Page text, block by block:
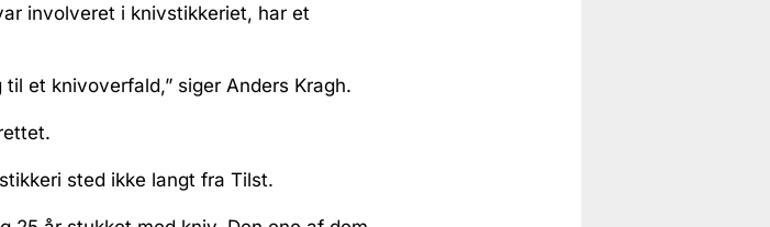
involveret i knivstikkeriet, har et
et knivoverfald,” siger Anders Kragh.
sted ikke langt fra Tilst.